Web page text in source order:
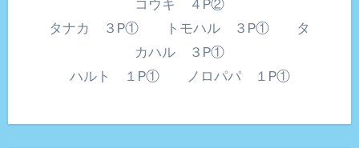
コウキ ４P②
タナカ ３P① トモハル ３P① タ
カハル ３P①
ハルト １P① ノロパパ １P①